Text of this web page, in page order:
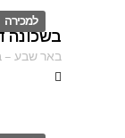
למכירה
ID
בשכונה
באר שבע–